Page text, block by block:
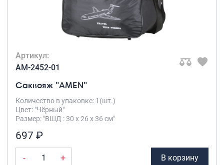
Артикул:
AM-2452-01
Саквояж "AMEN"
Количество в упаковке: 1(шт.)
Цвет: "Чёрный"
Размер: "ВШД : 30 х 26 х 36 см"
697 ₽
- + В корзину